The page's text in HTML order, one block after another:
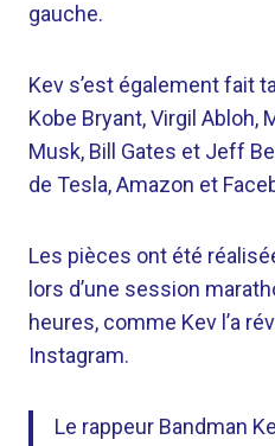
gauche.
Kev s’est également fait
Kobe Bryant, Virgil Abloh,
Musk, Bill Gates et Jeff
de Tesla, Amazon et
Les pièces ont été
lors d’une session
heures, comme Kev l’a
Instagram.
Le rappeur Bandman